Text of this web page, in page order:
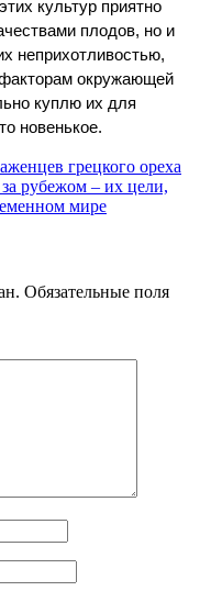
культур приятно
плодов, но и
неприхотливостью,
окружающей
куплю их для
новенькое.
грецкого ореха
рубежом – их цели,
мире
Обязательные поля